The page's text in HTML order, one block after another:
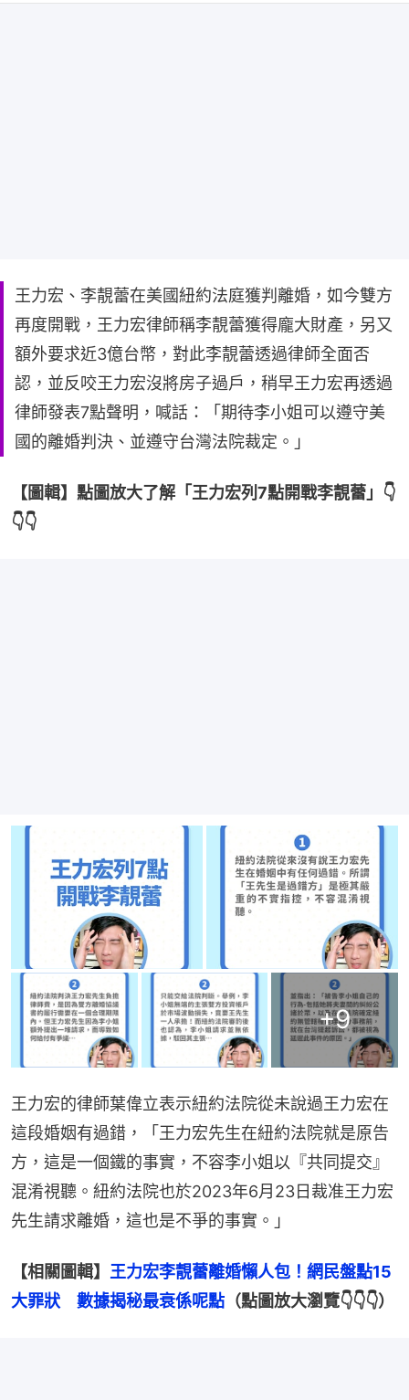
王力宏、李靚蕾在美國紐約法庭獲判離婚，如今雙方
再度開戰，王力宏律師稱李靚蕾獲得龐大財產，另又
額外要求近3億台幣，對此李靚蕾透過律師全面否
認，並反咬王力宏沒將房子過戶，稍早王力宏再透過
律師發表7點聲明，喊話：「期待李小姐可以遵守美
國的離婚判決、並遵守台灣法院裁定。」
【圖輯】點圖放大了解「王力宏列7點開戰李靚蕾」👇
👇👇
+9
王力宏的律師葉偉立表示紐約法院從未說過王力宏在
這段婚姻有過錯，「王力宏先生在紐約法院就是原告
方，這是一個鐵的事實，不容李小姐以『共同提交』
混淆視聽。紐約法院也於2023年6月23日裁准王力宏
先生請求離婚，這也是不爭的事實。」
【相關圖輯】 王力宏李靚蕾離婚懶人包！網民盤點15
大罪狀　數據揭秘最衰係呢點 （點圖放大瀏覽👇👇👇）